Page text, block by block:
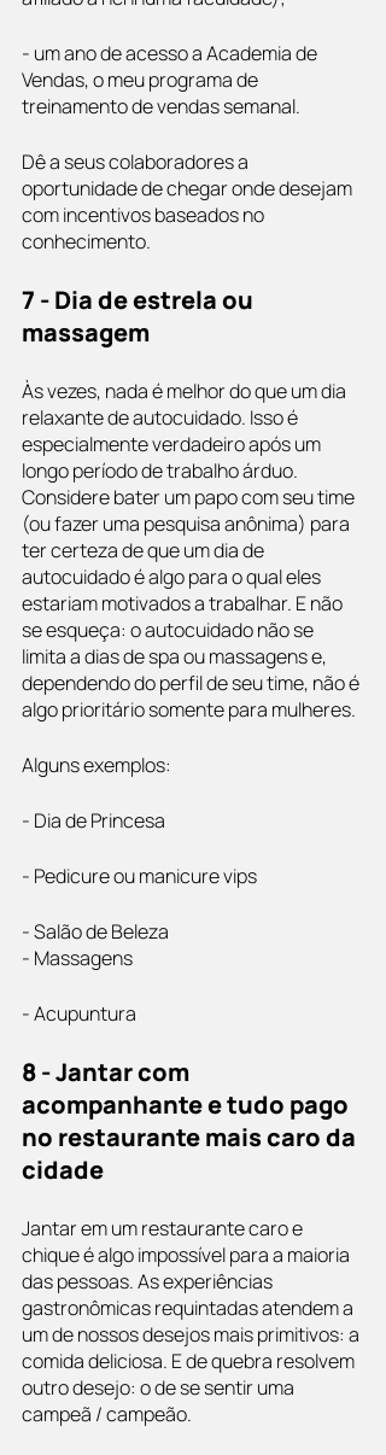
- um ano de acesso a Academia de
Vendas, o meu programa de
treinamento de vendas semanal.
Dê a seus colaboradores a
oportunidade de chegar onde desejam
com incentivos baseados no
conhecimento.
7 - Dia de estrela ou
massagem
Às vezes, nada é melhor do que um dia
relaxante de autocuidado. Isso é
especialmente verdadeiro após um
longo período de trabalho árduo.
Considere bater um papo com seu time
(ou fazer uma pesquisa anônima) para
ter certeza de que um dia de
autocuidado é algo para o qual eles
estariam motivados a trabalhar. E não
se esqueça: o autocuidado não se
limita a dias de spa ou massagens e,
dependendo do perfil de seu time, não é
algo prioritário somente para mulheres.
Alguns exemplos:
- Dia de Princesa
- Pedicure ou manicure vips
- Salão de Beleza
- Massagens
- Acupuntura
8 - Jantar com
acompanhante e tudo pago
no restaurante mais caro da
cidade
Jantar em um restaurante caro e
chique é algo impossível para a maioria
das pessoas. As experiências
gastronômicas requintadas atendem a
um de nossos desejos mais primitivos: a
comida deliciosa. E de quebra resolvem
outro desejo: o de se sentir uma
campeã / campeão.